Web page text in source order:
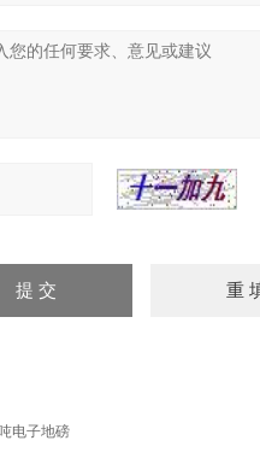
电子地磅